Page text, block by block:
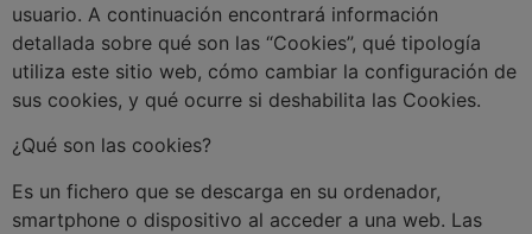
usuario. A continuación encontrará información
detallada sobre qué son las “Cookies”, qué tipología
utiliza este sitio web, cómo cambiar la configuración de
sus cookies, y qué ocurre si deshabilita las Cookies.
¿Qué son las cookies?
Es un fichero que se descarga en su ordenador,
smartphone o dispositivo al acceder a una web. Las